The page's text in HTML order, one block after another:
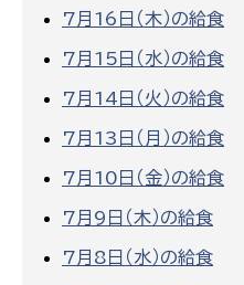
7月16日（木）の給食
7月15日（水）の給食
7月14日（火）の給食
7月13日（月）の給食
7月10日（金）の給食
7月9日（木）の給食
7月8日（水）の給食